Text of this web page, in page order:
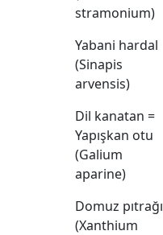
stramonium)
Yabani hardal
(Sinapis
arvensis)
Dil kanatan =
Yapışkan otu
(Galium
aparine)
Domuz pıtrağı
(Xanthium